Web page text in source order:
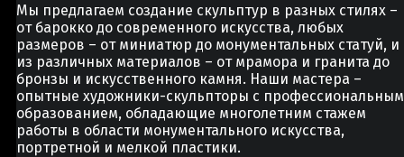
Мы предлагаем создание скульптур в разных стилях –
от барокко до современного искусства, любых
размеров – от миниатюр до монументальных статуй, и
из различных материалов – от мрамора и гранита до
бронзы и искусственного камня. Наши мастера –
опытные художники-скульпторы с профессиональным
образованием, обладающие многолетним стажем
работы в области монументального искусства,
портретной и мелкой пластики.